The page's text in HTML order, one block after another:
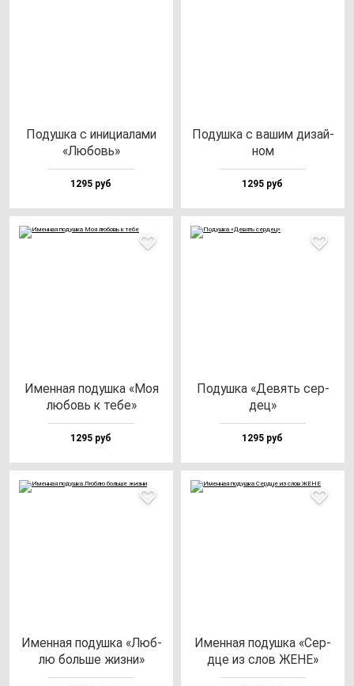
Подуш­ка с ини­ци­ала­ми
«Любовь»
1295 руб
Подуш­ка с ва­шим ди­зай­
ном
1295 руб
Имен­ная по­душ­ка «Моя
лю­бовь к те­бе»
1295 руб
Подуш­ка «Девять cер­
дец»
1295 руб
Имен­ная по­душ­ка «Люб­
лю боль­ше жиз­ни»
Имен­ная по­душ­ка «Сер­
дце из слов ЖЕНЕ»